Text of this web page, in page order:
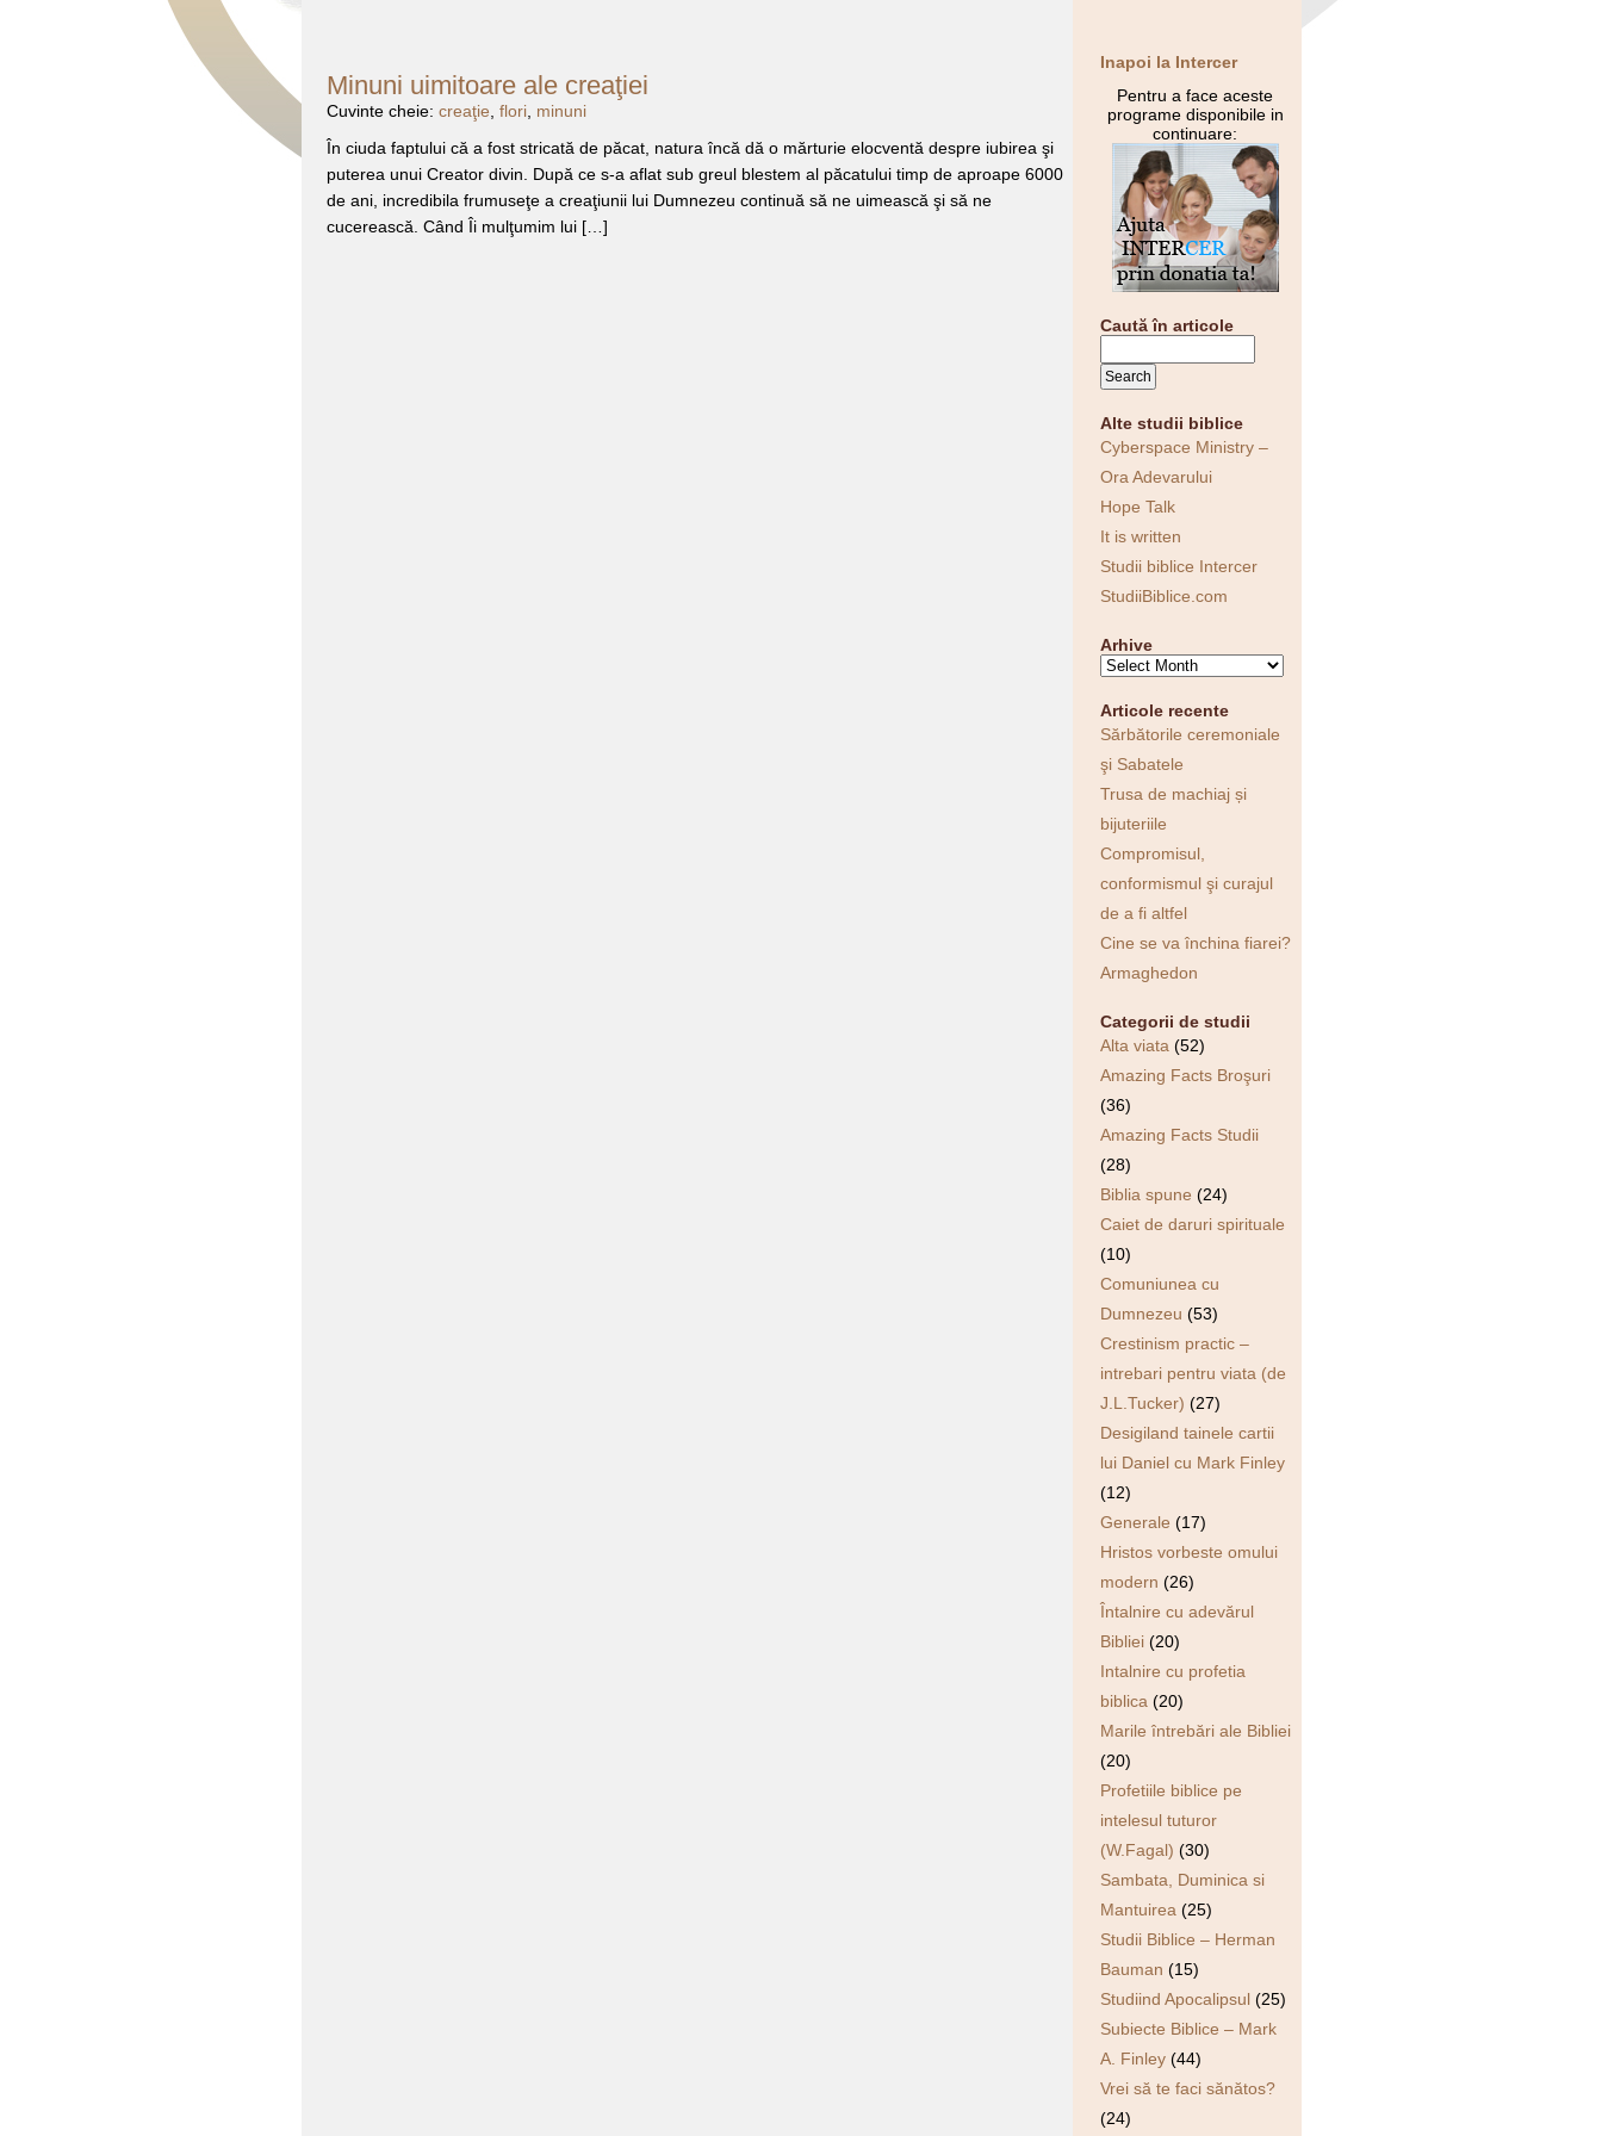
Minuni uimitoare ale creaţiei
Cuvinte cheie: creaţie flori, minuni
În ciuda faptului că a fost stricată de păcat, natura încă dă o mărturie elocventă despre iubirea şi
puterea unui Creator divin. După ce s-a aflat sub greul blestem al păcatului timp de aproape 6000
de ani, incredibila frumuseţe a creaţiunii lui Dumnezeu continuă să ne uimească şi să ne
cucerească. Când Îi mulţumim lui […]
Inapoi la Intercer
Pentru a face aceste
programe disponibile in
continuare:
Caută în articole
Alte studii biblice
Cyberspace Ministry –
Ora Adevarului
Hope Talk
It is written
Studii biblice Intercer
StudiiBiblice.com
Arhive
Arhive
Articole recente
Sărbătorile ceremoniale
şi Sabatele
Trusa de machiaj și
bijuteriile
Compromisul,
conformismul şi curajul
de a fi altfel
Cine se va închina fiarei?
Armaghedon
Categorii de studii
Alta viata (52)
Amazing Facts Broşuri
(36)
Amazing Facts Studii
(28)
Biblia spune (24)
Caiet de daruri spirituale
(10)
Comuniunea cu
Dumnezeu (53)
Crestinism practic –
intrebari pentru viata (de
J.L.Tucker) (27)
Desigiland tainele cartii
lui Daniel cu Mark Finley
(12)
Generale (17)
Hristos vorbeste omului
modern (26)
Întalnire cu adevărul
Bibliei(20)
Intalnire cu profetia
biblica (20)
Marile întrebări ale Bibliei
(20)
Profetiile biblice pe
intelesul tuturor
(W.Fagal) (30)
Sambata, Duminica si
Mantuirea (25)
Studii Biblice – Herman
Bauman (15)
Studiind Apocalipsul(25)
Subiecte Biblice – Mark
A. Finley(44)
Vrei să te faci sănătos?
(24)